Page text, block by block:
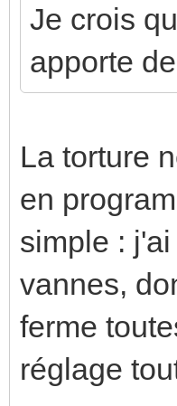
Je crois
apporte
La torture
en
simple :
vannes,
ferme
réglage